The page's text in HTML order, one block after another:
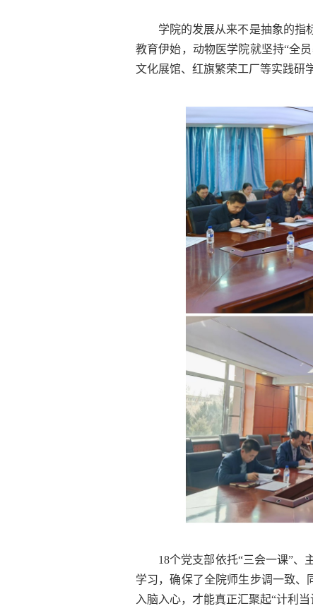
学院的发展从来不是抽象的指
教育伊始，动物医学院就坚持“全
文化展馆、红旗繁荣工厂等实践研
18个党支部依托“三会一课”
学习，确保了全院师生步调一致、
入脑入心，才能真正汇聚起“计利